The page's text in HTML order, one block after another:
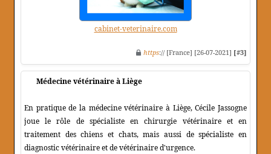
cabinet-veterinaire.com
https:// [France] [26-07-2021] [#3]
Médecine vétérinaire à Liège
En pratique de la médecine vétérinaire à Liège, Cécile Jassogne
joue le rôle de spécialiste en chirurgie vétérinaire et en
traitement des chiens et chats, mais aussi de spécialiste en
diagnostic vétérinaire et de vétérinaire d'urgence.